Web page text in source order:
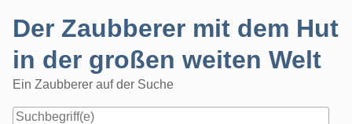
Der Zaubberer mit dem Hut
in der großen weiten Welt
Ein Zaubberer auf der Suche